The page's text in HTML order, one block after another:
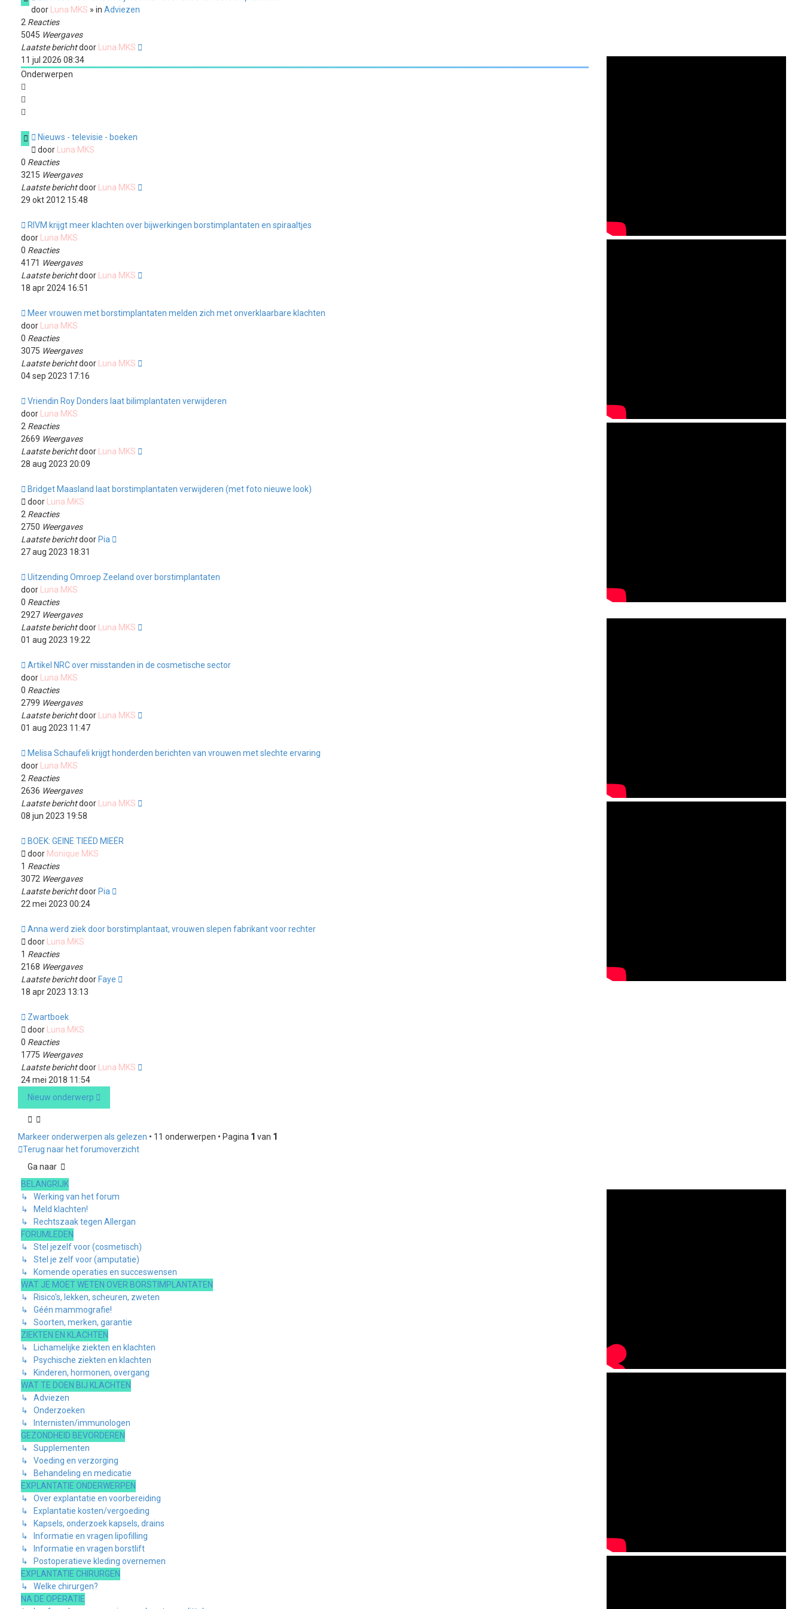
door
Luna MKS » in Adviezen
2 Reacties
5045 Weergaves
Laatste berichtdoor
Luna MKS
11 jul 2026 08:34
Onderwerpen
Nieuws - televisie - boeken
door
Luna MKS
0 Reacties
3215 Weergaves
Laatste berichtdoor
Luna MKS
29 okt 2012 15:48
RIVM krijgt meer klachten over bijwerkingen borstimplantaten en spiraaltjes
door
Luna MKS
0 Reacties
4171 Weergaves
Laatste berichtdoor
Luna MKS
18 apr 2024 16:51
Meer vrouwen met borstimplantaten melden zich met onverklaarbare klachten
door
Luna MKS
0 Reacties
3075 Weergaves
Laatste berichtdoor
Luna MKS
04 sep 2023 17:16
Vriendin Roy Donders laat bilimplantaten verwijderen
door
Luna MKS
2 Reacties
2669 Weergaves
Laatste berichtdoor
Luna MKS
28 aug 2023 20:09
Bridget Maasland laat borstimplantaten verwijderen (met foto nieuwe look)
door
Luna MKS
2 Reacties
2750 Weergaves
Laatste berichtdoor Pia
27 aug 2023 18:31
Uitzending Omroep Zeeland over borstimplantaten
door
Luna MKS
0 Reacties
2927 Weergaves
Laatste berichtdoor
Luna MKS
01 aug 2023 19:22
Artikel NRC over misstanden in de cosmetische sector
door
Luna MKS
0 Reacties
2799 Weergaves
Laatste berichtdoor
Luna MKS
01 aug 2023 11:47
Melisa Schaufeli krijgt honderden berichten van vrouwen met slechte ervaring
door
Luna MKS
2 Reacties
2636 Weergaves
Laatste berichtdoor
Luna MKS
08 jun 2023 19:58
BOEK: GEINE TIEËD MIEËR
door Monique MKS
1 Reacties
3072 Weergaves
Laatste berichtdoor Pia
22 mei 2023 00:24
Anna werd ziek door borstimplantaat, vrouwen slepen fabrikant voor rechter
door
Luna MKS
1 Reacties
2168 Weergaves
Laatste berichtdoor Faye
18 apr 2023 13:13
Zwartboek
door
Luna MKS
0 Reacties
1775 Weergaves
Laatste berichtdoor
Luna MKS
24 mei 2018 11:54
Nieuw onderwerp
Markeer onderwerpen als gelezen • 11 onderwerpen • Pagina 1 van 1
Terug naar het forumoverzicht
Ga naar
BELANGRIJK
↳ Werking van het forum
↳ Meld klachten!
↳ Rechtszaak tegen Allergan
FORUMLEDEN
↳ Stel jezelf voor (cosmetisch)
↳ Stel je zelf voor (amputatie)
↳ Komende operaties en succeswensen
WAT JE MOET WETEN OVER BORSTIMPLANTATEN
↳ Risico's, lekken, scheuren, zweten
↳ Géén mammografie!
↳ Soorten, merken, garantie
ZIEKTEN EN KLACHTEN
↳ Lichamelijke ziekten en klachten
↳ Psychische ziekten en klachten
↳ Kinderen, hormonen, overgang
WAT TE DOEN BIJ KLACHTEN
↳ Adviezen
↳ Onderzoeken
↳ Internisten/immunologen
GEZONDHEID BEVORDEREN
↳ Supplementen
↳ Voeding en verzorging
↳ Behandeling en medicatie
EXPLANTATIE ONDERWERPEN
↳ Over explantatie en voorbereiding
↳ Explantatie kosten/vergoeding
↳ Kapsels, onderzoek kapsels, drains
↳ Informatie en vragen lipofilling
↳ Informatie en vragen borstlift
↳ Postoperatieve kleding overnemen
EXPLANTATIE CHIRURGEN
↳ Welke chirurgen?
NA DE OPERATIE